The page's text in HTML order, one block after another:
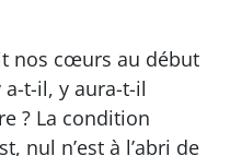
nos cœurs au début
a-t-il, y aura-t-il
? La condition
nul n’est à l’abri de